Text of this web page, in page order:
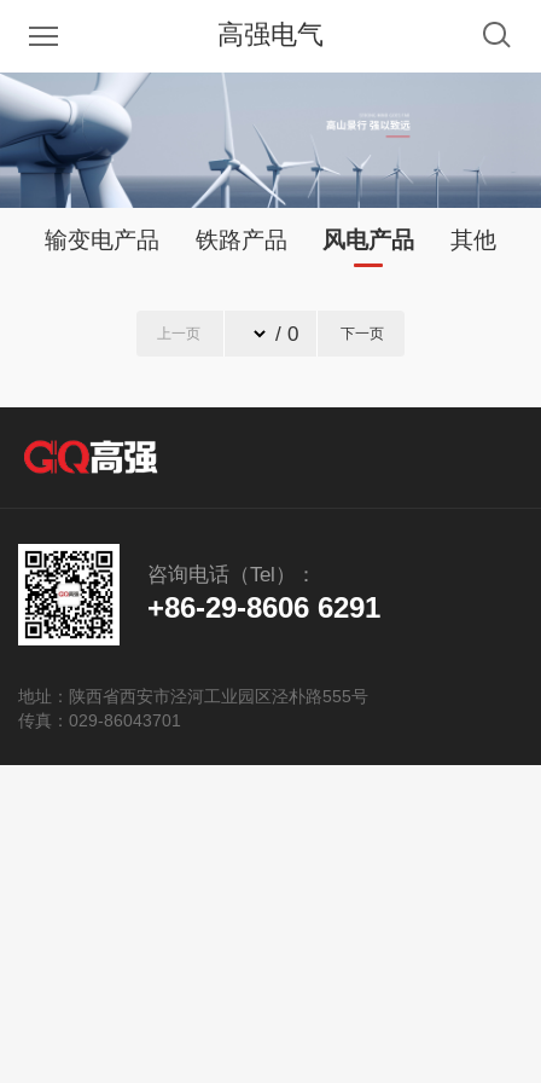
高强电气
输变电产品 铁路产品 风电产品 其他
上一页 / 0 下一页
咨询电话（Tel）：
+86-29-8606 6291
地址：陕西省西安市泾河工业园区泾朴路555号
传真：029-86043701